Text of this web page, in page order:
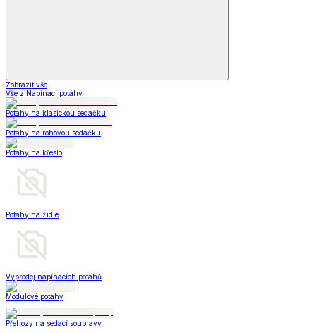
Zobrazit vše
Vše z Napínací potahy
Potahy na klasickou sedačku
Potahy na rohovou sedačku
Potahy na křeslo
Potahy na židle
Výprodej napínacích potahů
Modulové potahy
Přehozy na sedací soupravy